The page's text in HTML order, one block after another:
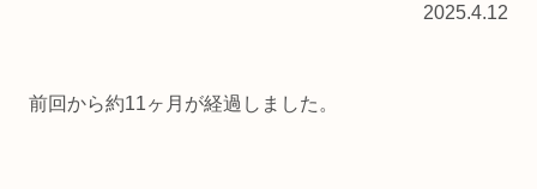
2025.4.12
前回から約11ヶ月が経過しました。